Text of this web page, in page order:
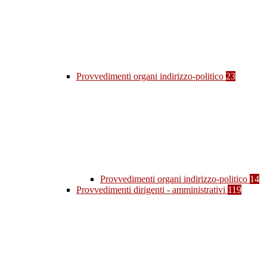
Provvedimenti organi indirizzo-politico 23
Provvedimenti organi indirizzo-politico 14
Provvedimenti dirigenti - amministrativi 119